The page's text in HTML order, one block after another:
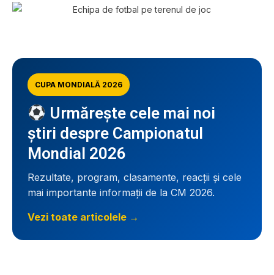
CUPA MONDIALĂ 2026
Urmărește cele mai noi
știri despre Campionatul
Mondial 2026
Rezultate, program, clasamente, reacții și cele
mai importante informații de la CM 2026.
Vezi toate articolele →